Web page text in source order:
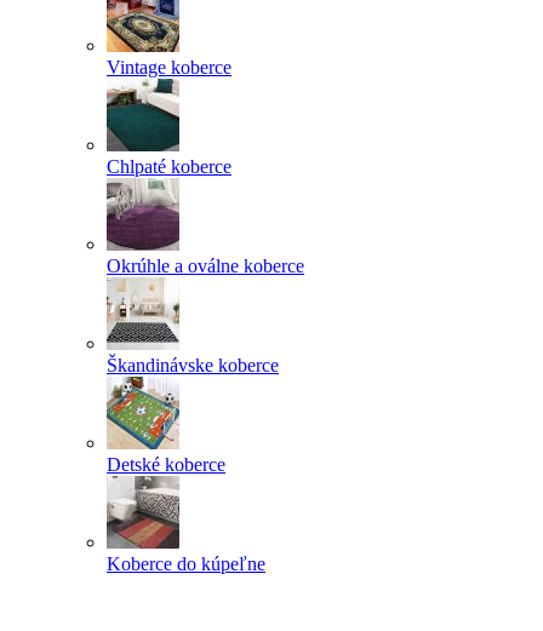
Vintage koberce
Chlpaté koberce
Okrúhle a oválne koberce
Škandinávske koberce
Detské koberce
Koberce do kúpeľne